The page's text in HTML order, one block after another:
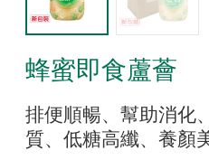
蜂蜜即食蘆薈
排便順暢、幫助消化
質、低糖高纖、養顏